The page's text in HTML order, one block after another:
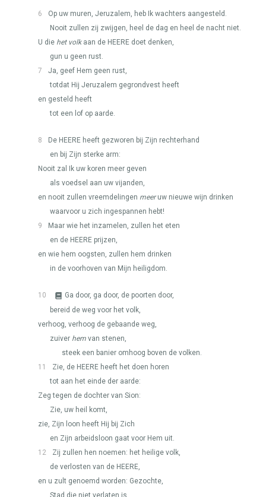
6
Op uw muren, Jeruzalem, heb Ik wachters aangesteld.
Nooit zullen zij zwijgen, heel de dag en heel de nacht niet.
U die het volkaan de HEERE doet denken,
gun u geen rust.
7
Ja, geef Hem geen rust,
totdat Hij Jeruzalem gegrondvest heeft
en gesteld heeft
tot een lof op aarde.
8 De HEERE heeft gezworen bij Zijn rechterhand
en bij Zijn sterke arm:
Nooit zal Ik uw koren meer geven
als voedsel aan uw vijanden,
en nooit zullen vreemdelingen meeruw nieuwe wijn drinken
waarvoor u zich ingespannen hebt!
9
Maar wie het inzamelen, zullen het eten
en de HEERE prijzen,
en wie hem oogsten, zullen hem drinken
in de voorhoven van Mijn heiligdom.
10
Ga door, ga door, de poorten door,
bereid de weg voor het volk,
verhoog, verhoog de gebaande weg,
zuiver hem van stenen,
steek een banier omhoog boven de volken.
11
Zie, de HEERE heeft het doen horen
tot aan het einde der aarde:
Zeg tegen de dochter van Sion:
Zie, uw heil komt,
zie, Zijn loon heeft Hij bij Zich
en Zijn arbeidsloon gaat voor Hem uit.
12
Zij zullen hen noemen: het heilige volk,
de verlosten van de HEERE,
en u zult genoemd worden: Gezochte,
Stad die niet verlaten is.